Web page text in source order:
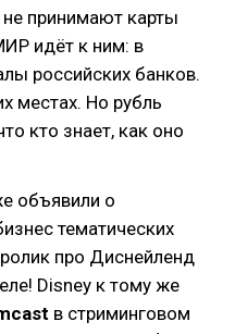
принимают карты
идёт к ним: в
российских банков.
местах. Но рубль
кто знает, как оно
объявили о
тематических
про Диснейленд
Disney к тому же
в стриминговом